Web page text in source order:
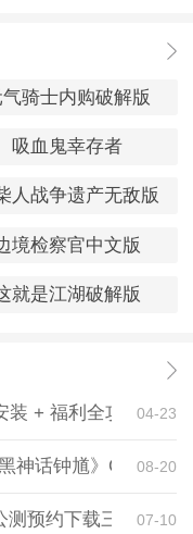
气骑士内购破解版
吸血鬼幸存者
人战争遗产无敌版
境检察官中文版
就是江湖破解版
装 + 福利全攻略，一
04-23
神话钟馗》CG！预
08-20
测预约下载三端同步
07-10